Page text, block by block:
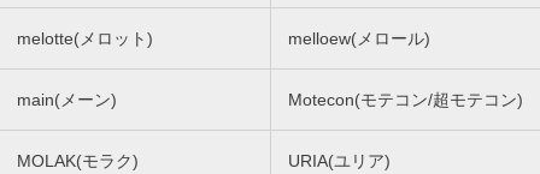
melotte(メロット) melloew(メロール)
main(メーン) Motecon(モテコン/超モテコン)
MOLAK(モラク) URIA(ユリア)